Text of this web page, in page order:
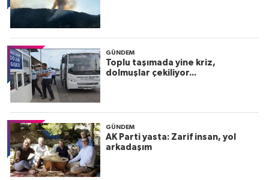
GÜNDEM
Toplu taşımada yine kriz,
dolmuşlar çekiliyor...
GÜNDEM
AK Parti yasta: Zarif insan, yol
arkadaşım